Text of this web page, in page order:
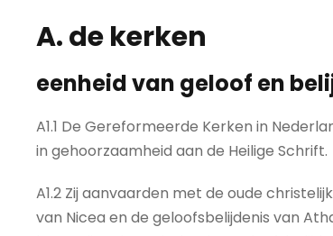
A. de kerken
eenheid van geloof en
A1.1 De Gereformeerde Kerken in
in gehoorzaamheid aan de Heilige Schrift.
A1.2 Zij aanvaarden met de oude
van Nicea en de geloofsbelijdenis van